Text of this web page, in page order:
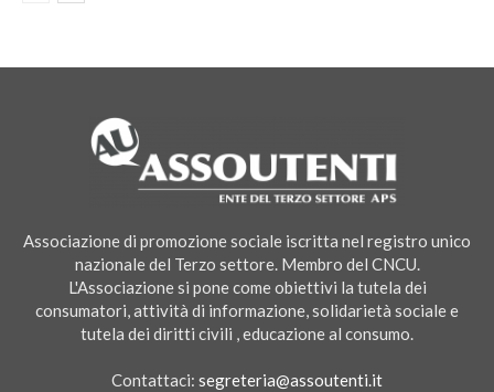
Associazione di promozione sociale iscritta nel registro unico
nazionale del Terzo settore. Membro del CNCU.
L'Associazione si pone come obiettivi la tutela dei
consumatori, attività di informazione, solidarietà sociale e
tutela dei diritti civili , educazione al consumo.
Contattaci: segreteria@assoutenti.it